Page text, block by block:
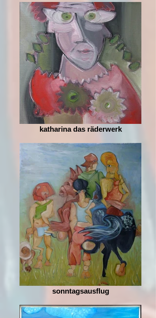
katharina das räderwerk
sonntagsausflug